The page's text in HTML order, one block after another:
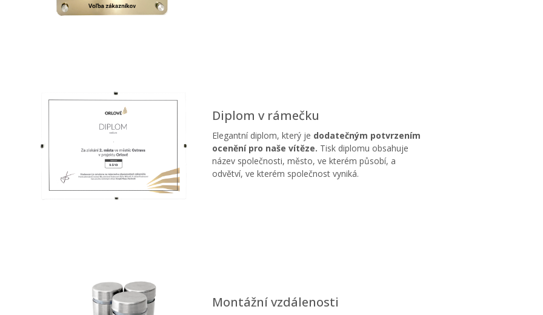
Diplom v rámečku
Elegantní diplom, který je dodatečným potvrzením
ocenění pro naše vítěze. Tisk diplomu obsahuje
název společnosti, město, ve kterém působí, a
odvětví, ve kterém společnost vyniká.
Montážní vzdálenosti